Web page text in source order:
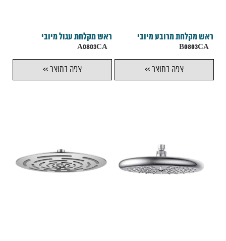
ראש מקלחת מרובע מיובי
צפה במוצר >>
ראש מקלחת עגול מיובי
A0803CA
צפה במוצר >>